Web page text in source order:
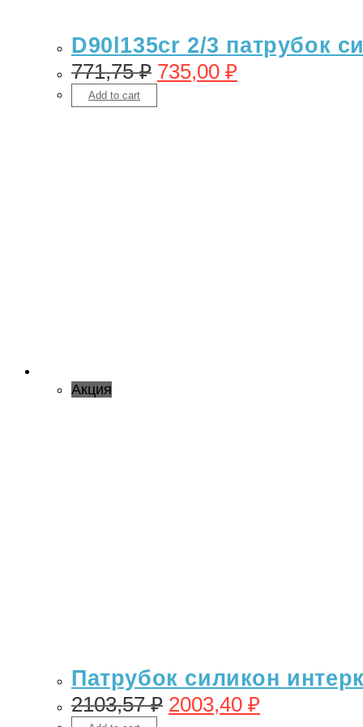
D90l135cr 2/3 патрубок
771,75₽ 735,00 ₽
Add to cart
Акция
Патрубок силикон
2103,57₽ 2003,40 ₽